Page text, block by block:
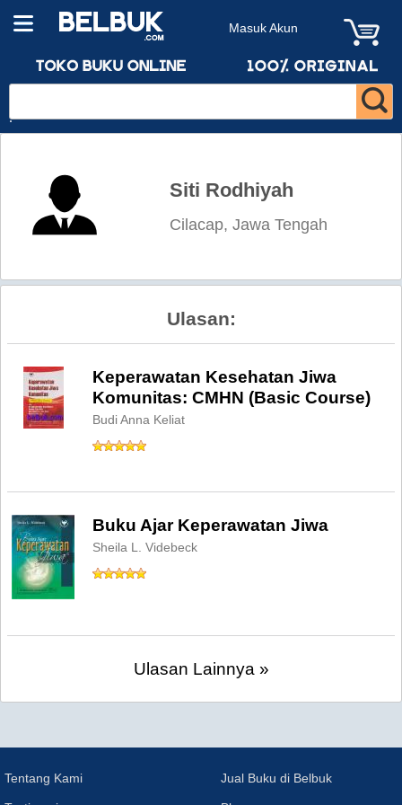
Masuk Akun
Siti Rodhiyah
Cilacap, Jawa Tengah
Ulasan:
Keperawatan Kesehatan Jiwa
Komunitas: CMHN (Basic Course)
Budi Anna Keliat
Buku Ajar Keperawatan Jiwa
Sheila L. Videbeck
Ulasan Lainnya »
Tentang Kami Jual Buku di Belbuk